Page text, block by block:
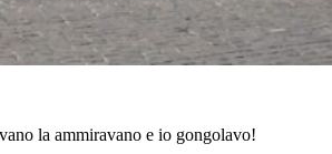
la ammiravano e io gongolavo!